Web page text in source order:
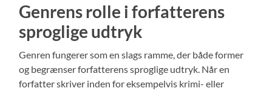
Genrens rolle i forfatterens
sproglige udtryk
Genren fungerer som en slags ramme, der både former
og begrænser forfatterens sproglige udtryk. Når en
forfatter skriver inden for eksempelvis krimi- eller